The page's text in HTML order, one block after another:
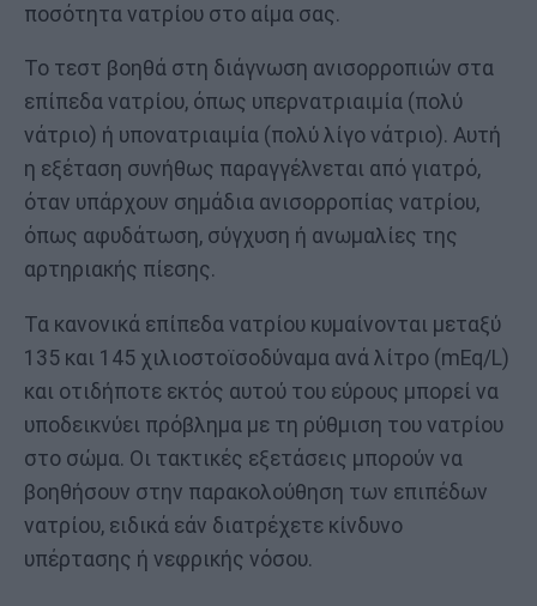
ποσότητα νατρίου στο αίμα σας.
Το τεστ βοηθά στη διάγνωση ανισορροπιών στα
επίπεδα νατρίου, όπως υπερνατριαιμία (πολύ
νάτριο) ή υπονατριαιμία (πολύ λίγο νάτριο). Αυτή
η εξέταση συνήθως παραγγέλνεται από γιατρό,
όταν υπάρχουν σημάδια ανισορροπίας νατρίου,
όπως αφυδάτωση, σύγχυση ή ανωμαλίες της
αρτηριακής πίεσης.
Τα κανονικά επίπεδα νατρίου κυμαίνονται μεταξύ
135 και 145 χιλιοστοϊσοδύναμα ανά λίτρο (mEq/L)
και οτιδήποτε εκτός αυτού του εύρους μπορεί να
υποδεικνύει πρόβλημα με τη ρύθμιση του νατρίου
στο σώμα. Οι τακτικές εξετάσεις μπορούν να
βοηθήσουν στην παρακολούθηση των επιπέδων
νατρίου, ειδικά εάν διατρέχετε κίνδυνο
υπέρτασης ή νεφρικής νόσου.